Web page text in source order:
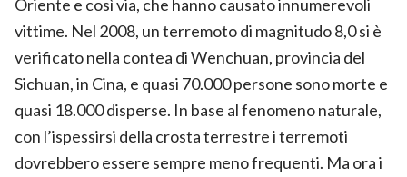
Oriente e così via, che hanno causato innumerevoli
vittime. Nel 2008, un terremoto di magnitudo 8,0 si è
verificato nella contea di Wenchuan, provincia del
Sichuan, in Cina, e quasi 70.000 persone sono morte e
quasi 18.000 disperse. In base al fenomeno naturale,
con l’ispessirsi della crosta terrestre i terremoti
dovrebbero essere sempre meno frequenti. Ma ora i